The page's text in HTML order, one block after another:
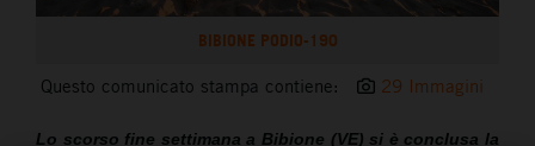
BIBIONE PODIO-190
Questo comunicato stampa contiene: 29 Immagini
Lo scorso fine settimana a Bibione (VE) si è conclusa la